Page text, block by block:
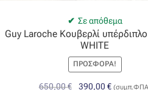
Σε απόθεμα
Guy Laroche Κουβερλί
WHITE
ΠΡΟΣΦΟΡΆ!
650,00€
Original
390,00€Η